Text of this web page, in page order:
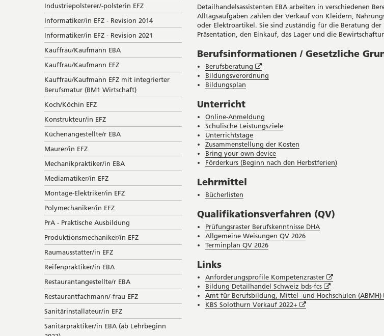
Industriepolsterer/-polsterin EFZ
Informatiker/in EFZ - Revision 2014
Informatiker/in EFZ - Revision 2021
Kauffrau/Kaufmann EBA
Kauffrau/Kaufmann EFZ
Kauffrau/Kaufmann EFZ mit integrierter
Berufsmatur (BM1 Wirtschaft)
Koch/Köchin EFZ
Konstrukteur/in EFZ
Küchenangestellte/r EBA
Maurer/in EFZ
Mechanikpraktiker/in EBA
Mediamatiker/in EFZ
Montage-Elektriker/in EFZ
Polymechaniker/in EFZ
PrA - Praktische Ausbildung
Produktionsmechaniker/in EFZ
Raumausstatter/in EFZ
Reifenpraktiker/in EBA
Restaurantangestellte/r EBA
Restaurantfachmann/-frau EFZ
Sanitärinstallateur/in EFZ
Sanitärpraktiker/in EBA (ab Lehrbeginn
Detailhandelsassistenten EBA arbeiten in verschiedenen
Alltagsaufgaben zählen der Verkauf von Kleidern,
oder Elektroartikel. Sie sind zuständig für die Beratung
Präsentation, den Einkauf, das Lager und die
Berufsinformationen / Gesetzliche
Berufsberatung
Öffnet
in
Bildungsverordnung
Bildungsplan
Unterricht
Online-Anmeldung
Schulische Leistungsziele
Unterrichtstage
Zusammenstellung der Kosten
Bring your own device
Förderkurs (Beginn nach den Herbstferien)
Lehrmittel
Bücherlisten
Qualifikationsverfahren (QV)
Prüfungsraster Berufskenntnisse DHA
Allgemeine Weisungen QV 2026
Terminplan QV 2026
Links
Anforderungsprofile Kompetenzraster
Öffnet
neuem
Bildung Detailhandel Schweiz bds-fcs
Öffnet
in
Amt für Berufsbildung, Mittel- und Hochschulen (ABMH)
KBS Solothurn Verkauf 2022+
Öffnet